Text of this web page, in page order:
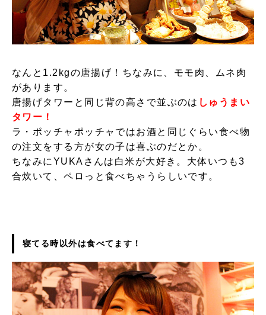
なんと1.2kgの唐揚げ！ちなみに、モモ肉、ムネ肉
があります。
唐揚げタワーと同じ背の高さで並ぶのは しゅうまい
タワー！
ラ・ポッチャポッチャではお酒と同じぐらい食べ物
の注文をする方が女の子は喜ぶのだとか。
ちなみにYUKAさんは白米が大好き。大体いつも3
合炊いて、ペロっと食べちゃうらしいです。
寝てる時以外は食べてます！